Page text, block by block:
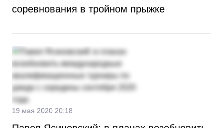
соревнования в тройном прыжке
19 мая 2020 20:18